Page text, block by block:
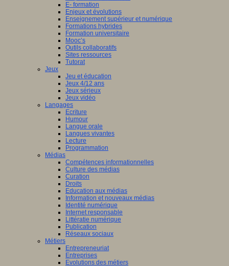
E- formation
Enjeux et évolutions
Enseignement supérieur et numérique
Formations hybrides
Formation universitaire
Mooc’s
Outils collaboratifs
Sites ressources
Tutorat
Jeux
Jeu et éducation
Jeux 4/12 ans
Jeux sérieux
Jeux vidéo
Langages
Ecriture
Humour
Langue orale
Langues vivantes
Lecture
Programmation
Médias
Compétences informationnelles
Culture des médias
Curation
Droits
Education aux médias
Information et nouveaux médias
Identité numérique
Internet responsable
Littératie numérique
Publication
Réseaux sociaux
Métiers
Entrepreneuriat
Entreprises
Evolutions des métiers